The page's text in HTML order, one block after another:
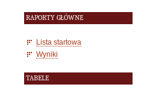
RAPORTY GŁÓWNE
Lista startowa
Wyniki
TABELE